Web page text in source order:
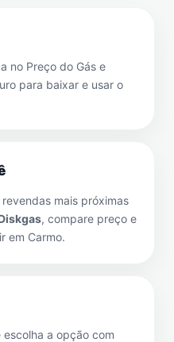
no Preço do Gás e
para baixar e usar o
mais próximas
, compare preço e
em Carmo.
a opção com